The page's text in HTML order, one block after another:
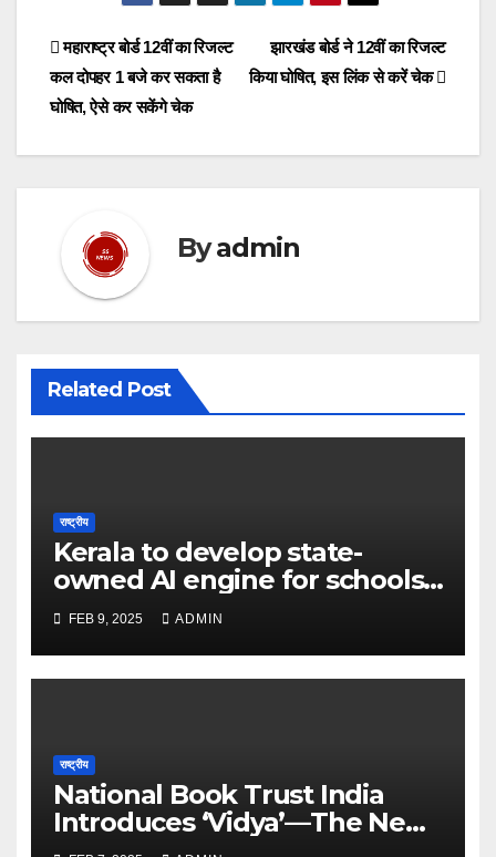
Post
navigation
झारखंड बोर्ड ने 12वीं का रिजल्ट
किया घोषित, इस लिंक से करें चेक
महाराष्ट्र बोर्ड 12वीं का रिजल्ट
कल दोपहर 1 बजे कर सकता है
घोषित, ऐसे कर सकेंगे चेक
Byadmin
Related Post
राष्ट्रीय
Kerala to develop state-
owned AI engine for schools
in 2025 – The Times of India
FEB 9, 2025 ADMIN
राष्ट्रीय
National Book Trust India
Introduces ‘Vidya’—The New
Face of Learning and